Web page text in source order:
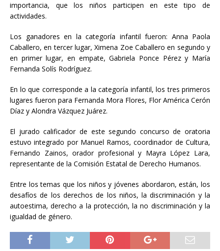
importancia, que los niños participen en este tipo de
actividades.
Los ganadores en la categoría infantil fueron: Anna Paola
Caballero, en tercer lugar, Ximena Zoe Caballero en segundo y
en primer lugar, en empate, Gabriela Ponce Pérez y María
Fernanda Solís Rodríguez.
En lo que corresponde a la categoría infantil, los tres primeros
lugares fueron para Fernanda Mora Flores, Flor América Cerón
Díaz y Alondra Vázquez Juárez.
El jurado calificador de este segundo concurso de oratoria
estuvo integrado por Manuel Ramos, coordinador de Cultura,
Fernando Zainos, orador profesional y Mayra López Lara,
representante de la Comisión Estatal de Derecho Humanos.
Entre los temas que los niños y jóvenes abordaron, están, los
desafíos de los derechos de los niños, la discriminación y la
autoestima, derecho a la protección, la no discriminación y la
igualdad de género.